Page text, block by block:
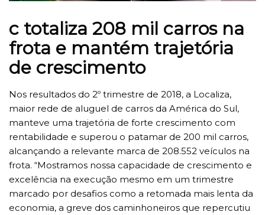
c totaliza 208 mil carros na
frota e mantém trajetória
de crescimento
Nos resultados do 2º trimestre de 2018, a Localiza,
maior rede de aluguel de carros da América do Sul,
manteve uma trajetória de forte crescimento com
rentabilidade e superou o patamar de 200 mil carros,
alcançando a relevante marca de 208.552 veículos na
frota. “Mostramos nossa capacidade de crescimento e
excelência na execução mesmo em um trimestre
marcado por desafios como a retomada mais lenta da
economia, a greve dos caminhoneiros que repercutiu